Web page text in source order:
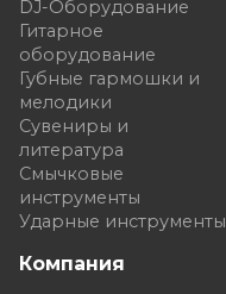
DJ-Оборудование
Гитарное
оборудование
Губные гармошки и
мелодики
Сувениры и
литература
Смычковые
инструменты
Ударные инструменты
Компания